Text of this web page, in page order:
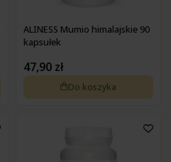
ALINESS Mumio himalajskie 90
kapsułek
47,90 zł
Do koszyka